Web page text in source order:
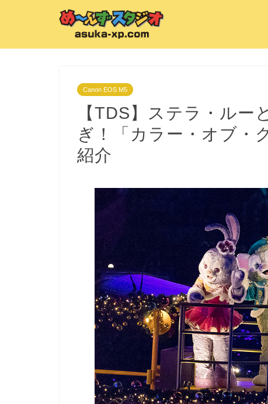
Canon EOS M5
【TDS】ステラ・ルー
ぎ！「カラー・オブ・
紹介